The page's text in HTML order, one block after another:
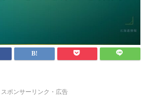
スポンサーリンク・広告